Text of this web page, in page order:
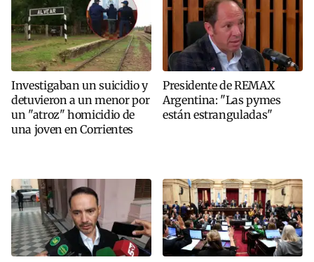
Investigaban un suicidio y
detuvieron a un menor por
un "atroz" homicidio de
una joven en Corrientes
Presidente de REMAX
Argentina: "Las pymes
están estranguladas"